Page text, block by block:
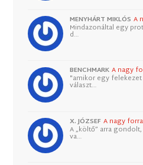
MENYHÁRT MIKLÓS A
Mindazonáltal egy
d…
BENCHMARK A nagy
"amikor egy
választ…
X. JÓZSEF A nagy
A „költő” arra
va…